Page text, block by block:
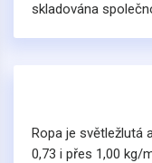
skladována
Ropa je světležlutá
0,73 i přes 1,00 kg/